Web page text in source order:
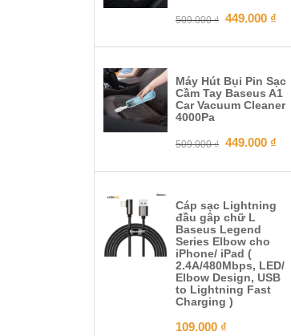
509.000₫ 449.000 ₫
Máy Hút Bụi Pin Sạc
Cầm Tay Baseus A1
Car Vacuum Cleaner
4000Pa
509.000₫ 449.000 ₫
Cáp sạc Lightning
đầu gâp chữ L
Baseus Legend
Series Elbow cho
iPhone/ iPad (
2.4A/480Mbps, LED/
Elbow Design, USB
to Lightning Fast
Charging )
109.000 ₫